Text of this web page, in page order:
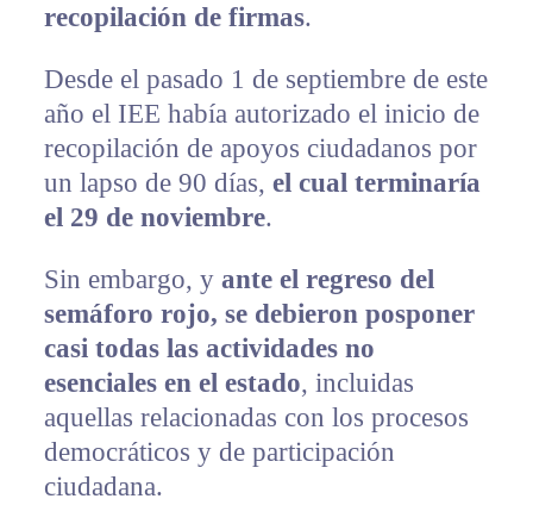
recopilación de firmas.
Desde el pasado 1 de septiembre de este
año el IEE había autorizado el inicio de
recopilación de apoyos ciudadanos por
un lapso de 90 días, el cual terminaría
el 29 de noviembre.
Sin embargo, y ante el regreso del
semáforo rojo, se debieron posponer
casi todas las actividades no
esenciales en el estado, incluidas
aquellas relacionadas con los procesos
democráticos y de participación
ciudadana.